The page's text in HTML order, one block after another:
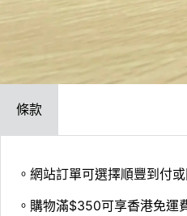
條款
。網站訂單可選擇順豐到付
。購物滿$350可享香港免運